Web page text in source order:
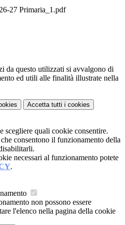
27 Primaria_1.pdf
da questo utilizzati si avvalgono di
ed utili alle finalità illustrate nella
Accetta tutti i cookies
scegliere quali cookie consentire.
consentono il funzionamento della
necessari al funzionamento potete
.
non possono essere
l'elenco nella pagina della cookie